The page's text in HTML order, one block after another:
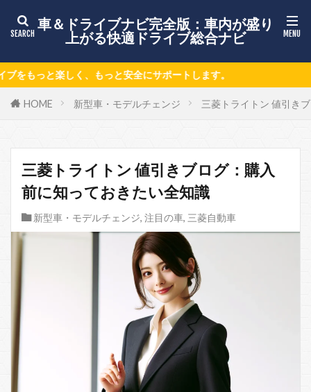
車＆ドライブナビ完全版：車内が盛り
上がる快適ドライブ総合ナビ
サポートします。
HOME 新型車・モデルチェンジ 三菱トライトン 値引き
三菱トライトン 値引きブログ：購入
前に知っておきたい全知識
新型車・モデルチェンジ, 注目の車, 三菱自動車